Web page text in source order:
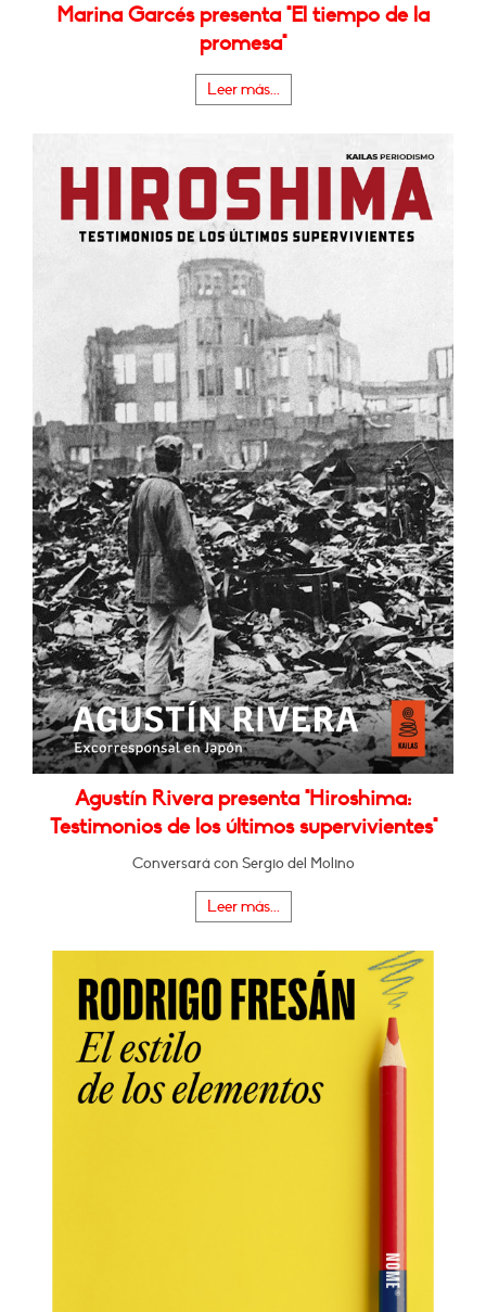
Marina Garcés presenta "El tiempo de la
promesa"
Leer más...
Agustín Rivera presenta "Hiroshima:
Testimonios de los últimos supervivientes"
Conversará con Sergio del Molino
Leer más...